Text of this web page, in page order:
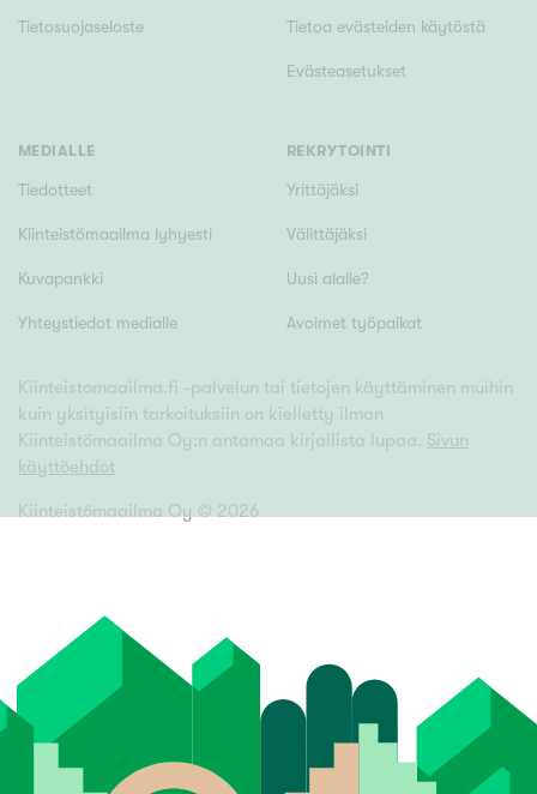
Tietosuojaseloste Tietoa evästeiden käytöstä
Evästeasetukset
MEDIALLE
Tiedotteet
Kiinteistömaailma lyhyesti
Kuvapankki
Yhteystiedot medialle
REKRYTOINTI
Yrittäjäksi
Välittäjäksi
Uusi alalle?
Avoimet työpaikat
Kiinteistomaailma.fi -palvelun tai tietojen käyttäminen muihin
kuin yksityisiin tarkoituksiin on kielletty ilman
Kiinteistömaailma Oy:n antamaa kirjallista lupaa. Sivun
käyttöehdot
Kiinteistömaailma Oy © 2026